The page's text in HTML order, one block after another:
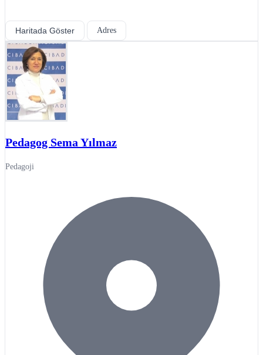
Haritada Göster Adres
Pedagog Sema Yılmaz
Pedagoji